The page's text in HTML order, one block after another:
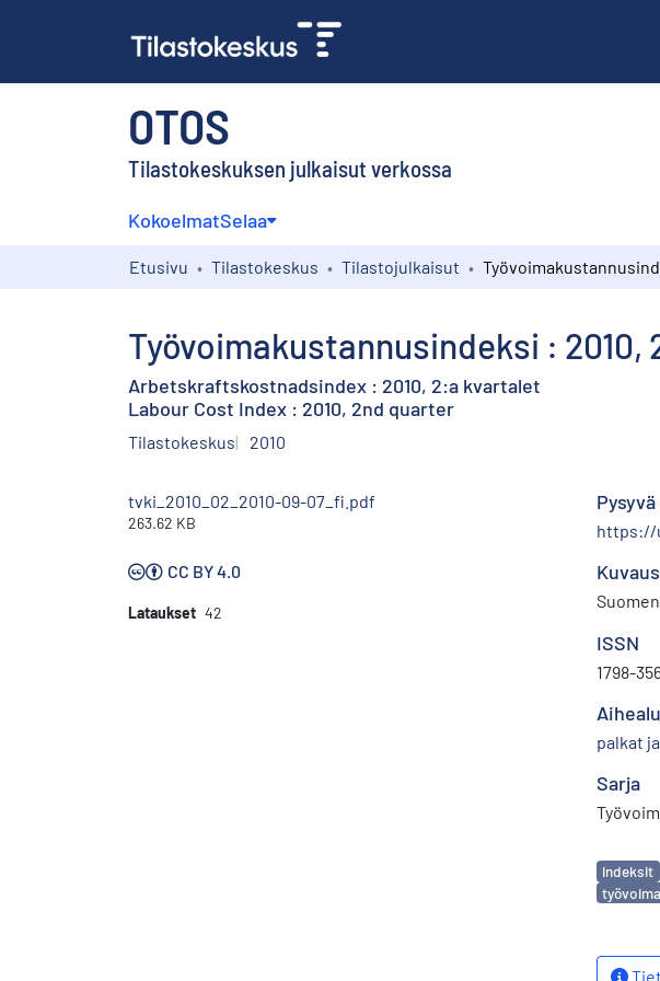
OTOS
Tilastokeskuksen julkaisut verkossa
KokoelmatSelaa
Etusivu Tilastokeskus Tilastojulkaisut
Työvoimakustannusindeksi : 2010,
Arbetskraftskostnadsindex : 2010, 2:a kvartalet
Labour Cost Index : 2010, 2nd quarter
Tilastokeskus 2010
tvki_2010_02_2010-09-07_fi.pdf
263.62 KB
CC BY 4.0
Lataukset 42
https://
Kuvaus
ISSN
1798-
palkat
Sarja
indeksit